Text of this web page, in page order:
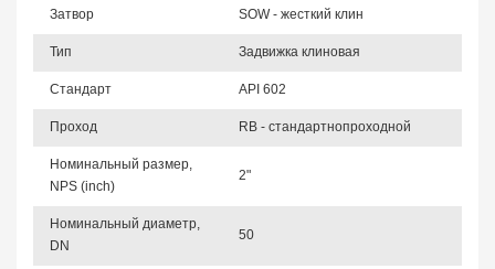
Затвор SOW - жесткий клин
Тип Задвижка клиновая
Стандарт API 602
Проход RB - стандартнопроходной
Номинальный размер,
NPS (inch)
2"
Номинальный диаметр,
DN
50